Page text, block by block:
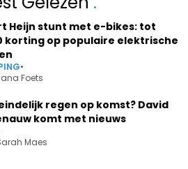
Heijn stunt met e-bikes: tot
korting op populaire elektrische
•
Foets
regen op komst? David
komt met nieuws
Maes